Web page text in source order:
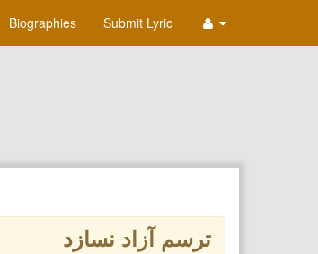
Biographies Submit Lyric
ترسم آزاد نسازد